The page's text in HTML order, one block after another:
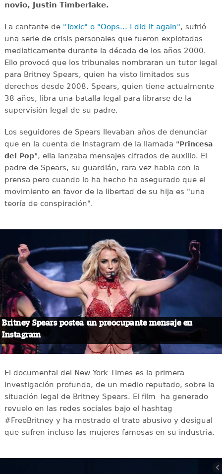
novio, Justin Timberlake.
La cantante de "Toxic" o "Oops... I did it again", sufrió
una serie de crisis personales que fueron explotadas
mediaticamente durante la década de los años 2000.
Ello provocó que los tribunales nombraran un tutor legal
para Britney Spears, quien ha visto limitados sus
derechos desde 2008. Spears, quien tiene actualmente
38 años, libra una batalla legal para librarse de la
supervisión legal de su padre.
Los seguidores de Spears llevaban años de denunciar
que en la cuenta de Instagram de la llamada "Princesa
del Pop", ella lanzaba mensajes cifrados de auxilio. El
padre de Spears, su guardián, rara vez habla con la
prensa pero cuando lo ha hecho ha asegurado que el
movimiento en favor de la libertad de su hija es "una
teoría de conspiración".
Britney Spears postea un preocupante mensaje en
Instagram
El documental del New York Times es la primera
investigación profunda, de un medio reputado, sobre la
situación legal de Britney Spears. El film ha generado
revuelo en las redes sociales bajo el hashtag
#FreeBritney y ha mostrado el trato abusivo y desigual
que sufren incluso las mujeres famosas en su industria.